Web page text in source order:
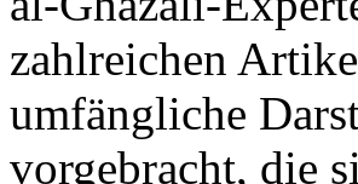
zahlreichen
umfängliche
vorgebracht, die